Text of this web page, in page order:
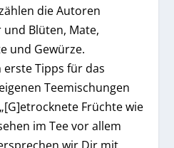
die Autoren
Blüten, Mate,
und Gewürze.
Tipps für das
Teemischungen
Früchte wie
im Tee vor allem
wir Dir mit